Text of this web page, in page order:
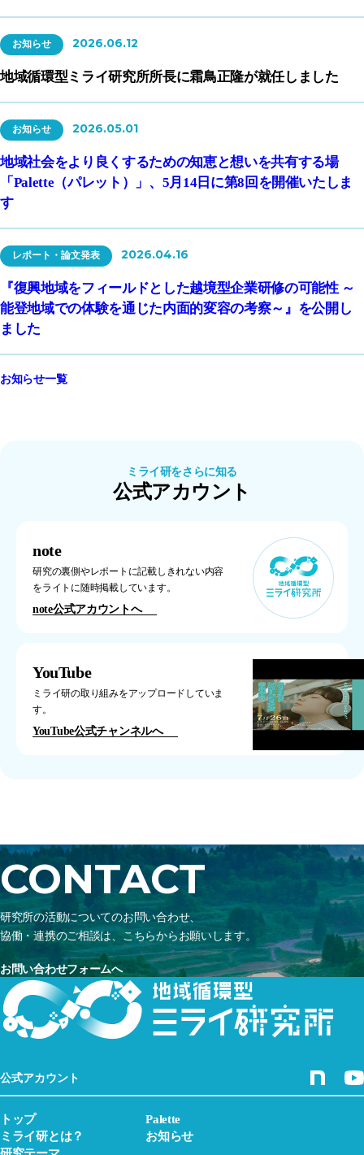
お知らせ 2026.06.12
地域循環型ミライ研究所所長に霜鳥正隆が就任しました
お知らせ 2026.05.01
地域社会をより良くするための知恵と想いを共有する場
「Palette（パレット）」、5月14日に第8回を開催いたしま
す
レポート・論文発表 2026.04.16
『復興地域をフィールドとした越境型企業研修の可能性 ～
能登地域での体験を通じた内面的変容の考察～』を公開し
ました
お知らせ一覧
ミライ研をさらに知る
公式アカウント
note
研究の裏側やレポートに記載しきれない内容
をライトに随時掲載しています。
note公式アカウントへ
YouTube
ミライ研の取り組みをアップロードしていま
す。
YouTube公式チャンネルへ
CONTACT
研究所の活動についてのお問い合わせ、
協働・連携のご相談は、こちらからお願いします。
お問い合わせフォームへ
公式アカウント
トップ
ミライ研とは？
Palette
お知らせ